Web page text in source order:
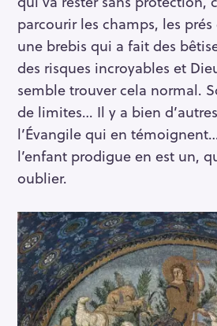
parcourir les champs, les
une brebis qui a fait des
des risques incroyables et
semble trouver cela normal.
de limites… Il y a bien
l’Évangile qui en
l’enfant prodigue en est un,
oublier.